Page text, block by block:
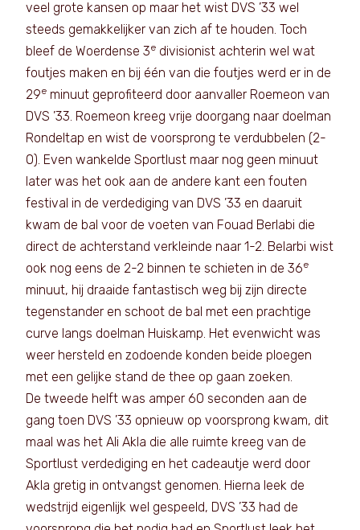
veel grote kansen op maar het wist DVS ’33 wel
steeds gemakkelijker van zich af te houden. Toch
bleef de Woerdense 3e divisionist achterin wel wat
foutjes maken en bij één van die foutjes werd er in de
29e minuut geprofiteerd door aanvaller Roemeon van
DVS ’33. Roemeon kreeg vrije doorgang naar doelman
Rondeltap en wist de voorsprong te verdubbelen (2-
0). Even wankelde Sportlust maar nog geen minuut
later was het ook aan de andere kant een fouten
festival in de verdediging van DVS ’33 en daaruit
kwam de bal voor de voeten van Fouad Berlabi die
direct de achterstand verkleinde naar 1-2. Belarbi wist
ook nog eens de 2-2 binnen te schieten in de 36e
minuut, hij draaide fantastisch weg bij zijn directe
tegenstander en schoot de bal met een prachtige
curve langs doelman Huiskamp. Het evenwicht was
weer hersteld en zodoende konden beide ploegen
met een gelijke stand de thee op gaan zoeken.
De tweede helft was amper 60 seconden aan de
gang toen DVS ’33 opnieuw op voorsprong kwam, dit
maal was het Ali Akla die alle ruimte kreeg van de
Sportlust verdediging en het cadeautje werd door
Akla gretig in ontvangst genomen. Hierna leek de
wedstrijd eigenlijk wel gespeeld, DVS ’33 had de